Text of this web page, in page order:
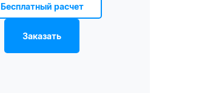
Бесплатный расчет
Заказать